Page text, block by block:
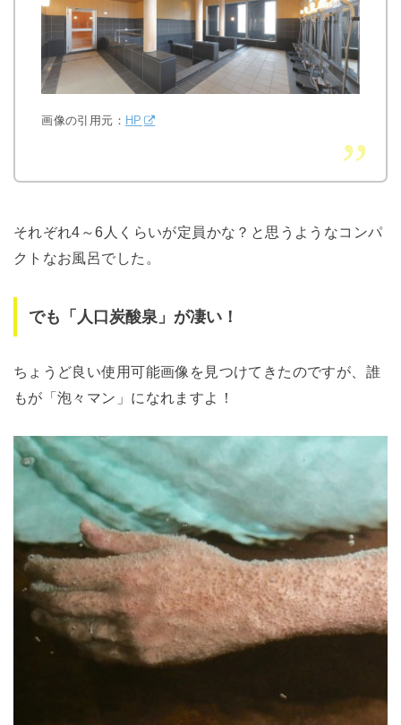
画像の引用元： HP
それぞれ4～6人くらいが定員かな？と思うようなコンパ
クトなお風呂でした。
でも「人口炭酸泉」が凄い！
ちょうど良い使用可能画像を見つけてきたのですが、誰
もが「泡々マン」になれますよ！